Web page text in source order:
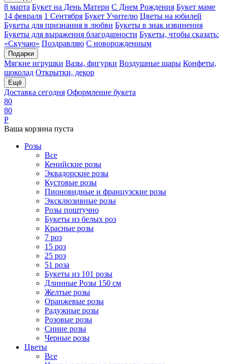
8 марта Букет на День Матери С Днем Рождения Букет маме
14 февраля 1 Сентября Букет Учителю Цветы на юбилей
Букеты для признания в любви Букеты в знак извинения
Букеты для выражения благодарности Букеты, чтобы сказать:
«Скучаю» Поздравляю С новорожденным
Подарки
Мягкие игрушки Вазы, фигурки Воздушные шары Конфеты,
шоколад Открытки, декор
Ещё
Доставка сегодня Оформление букета
80
80
Р
Ваша корзина пуста
Розы
Все
Кенийские розы
Эквадорские розы
Кустовые розы
Пионовидные и французские розы
Эксклюзивные розы
Розы поштучно
Букеты из белых роз
Красные розы
7 роз
15 роз
25 роз
51 роза
Букеты из 101 розы
Длинные Розы 150 см
Желтые розы
Оранжевые розы
Радужные розы
Розовые розы
Синие розы
Черные розы
Цветы
Все